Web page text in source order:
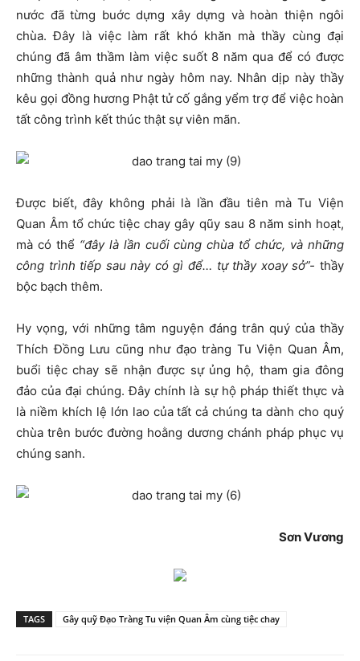
nước đã từng buớc dựng xây dựng và hoàn thiện ngôi
chùa. Đây là việc làm rất khó khăn mà thầy cùng đại
chúng đã âm thầm làm việc suốt 8 năm qua để có được
những thành quả như ngày hôm nay. Nhân dịp này thầy
kêu gọi đồng hương Phật tử cố gắng yểm trợ để việc hoàn
tất công trình kết thúc thật sự viên mãn.
Được biết, đây không phải là lần đầu tiên mà Tu Viện
Quan Âm tổ chức tiệc chay gây qũy sau 8 năm sinh hoạt,
mà có thể “đây là lần cuối cùng chùa tổ chức, và những
công trình tiếp sau này có gì để… tự thầy xoay sở”- thầy
bộc bạch thêm.
Hy vọng, với những tâm nguyện đáng trân quý của thầy
Thích Đồng Lưu cũng như đạo tràng Tu Viện Quan Âm,
buổi tiệc chay sẽ nhận được sự ủng hộ, tham gia đông
đảo của đại chúng. Đây chính là sự hộ pháp thiết thực và
là niềm khích lệ lớn lao của tất cả chúng ta dành cho quý
chùa trên bước đường hoằng dương chánh pháp phục vụ
chúng sanh.
Sơn Vương
TAGS Gây quỹ Đạo Tràng Tu viện Quan Âm cùng tiệc chay